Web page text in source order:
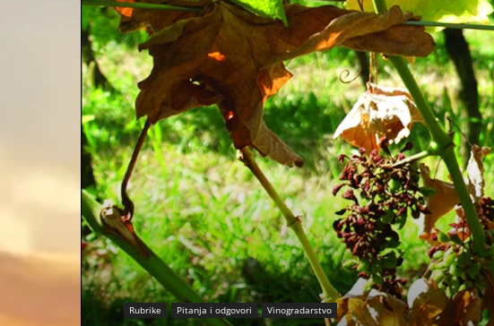
Rubrike Pitanja i odgovori Vinogradarstvo